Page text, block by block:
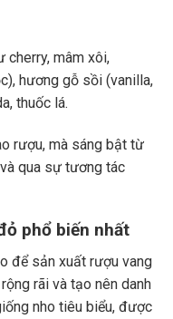
cherry, mâm xôi,
hương gỗ sồi (vanilla,
thuốc lá.
rượu, mà sáng bật từ
qua sự tương tác
phổ biến nhất
để sản xuất rượu vang
rãi và tạo nên danh
nho tiêu biểu, được